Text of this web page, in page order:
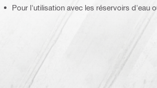
Pour l'utilisation avec les réservoirs d'eau